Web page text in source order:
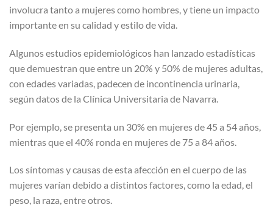
involucra tanto a mujeres como hombres, y tiene un impacto
importante en su calidad y estilo de vida.
Algunos estudios epidemiológicos han lanzado estadísticas
que demuestran que entre un 20% y 50% de mujeres adultas,
con edades variadas, padecen de incontinencia urinaria,
según datos de la Clínica Universitaria de Navarra.
Por ejemplo, se presenta un 30% en mujeres de 45 a 54 años,
mientras que el 40% ronda en mujeres de 75 a 84 años.
Los síntomas y causas de esta afección en el cuerpo de las
mujeres varían debido a distintos factores, como la edad, el
peso, la raza, entre otros.